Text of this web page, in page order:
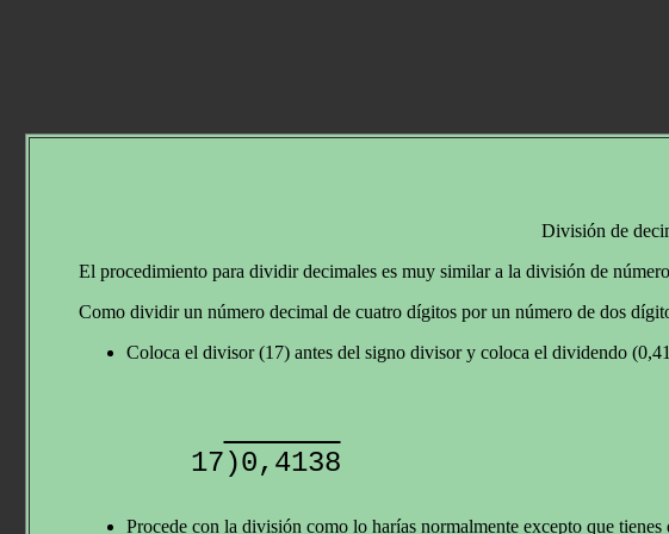
División de
El procedimiento para dividir decimales es muy similar a la división de
Como dividir un número decimal de cuatro dígitos por un número de dos
Coloca el divisor (17) antes del signo divisor y coloca el dividendo
Procede con la división como lo harías normalmente excepto que